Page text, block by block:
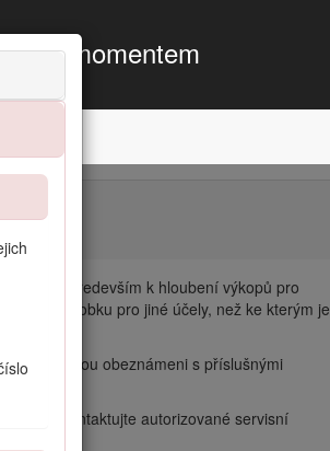
momentem
Slouží především k hloubení výkopů pro
výrobku pro jiné účely, než ke kterým je
a jsou obeznámeni s příslušnými
kontaktujte autorizované servisní